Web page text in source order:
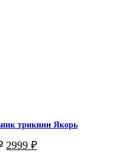
трикини Якорь
Первоначальная
цена
2999 ₽Текущая
цена: